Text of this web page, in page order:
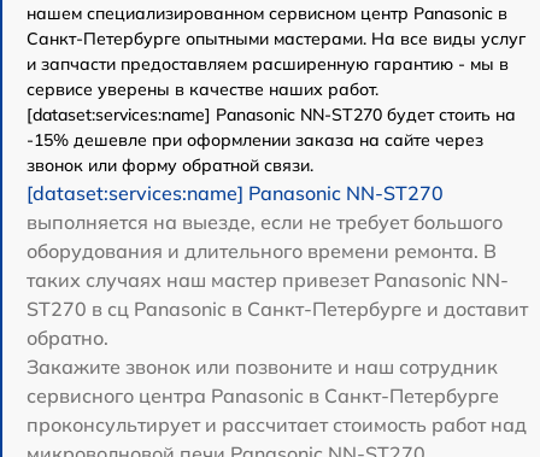
нашем специализированном сервисном центр Panasonic в
Санкт-Петербурге опытными мастерами. На все виды услуг
и запчасти предоставляем расширенную гарантию - мы в
сервисе уверены в качестве наших работ.
[dataset:services:name] Panasonic NN-ST270 будет стоить на
-15% дешевле при оформлении заказа на сайте через
звонок или форму обратной связи.
[dataset:services:name] Panasonic NN-ST270
выполняется на выезде, если не требует большого
оборудования и длительного времени ремонта. В
таких случаях наш мастер привезет Panasonic NN-
ST270 в сц Panasonic в Санкт-Петербурге и доставит
обратно.
Закажите звонок или позвоните и наш сотрудник
сервисного центра Panasonic в Санкт-Петербурге
проконсультирует и рассчитает стоимость работ над